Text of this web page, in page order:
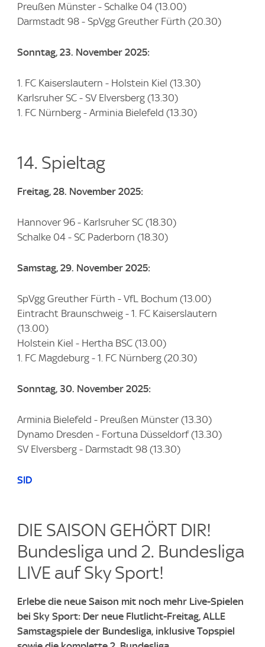
Preußen Münster - Schalke 04 (13.00)
Darmstadt 98 - SpVgg Greuther Fürth (20.30)
Sonntag, 23. November 2025:
1. FC Kaiserslautern - Holstein Kiel (13.30)
Karlsruher SC - SV Elversberg (13.30)
1. FC Nürnberg - Arminia Bielefeld (13.30)
14. Spieltag
Freitag, 28. November 2025:
Hannover 96 - Karlsruher SC (18.30)
Schalke 04 - SC Paderborn (18.30)
Samstag, 29. November 2025:
SpVgg Greuther Fürth - VfL Bochum (13.00)
Eintracht Braunschweig - 1. FC Kaiserslautern
(13.00)
Holstein Kiel - Hertha BSC (13.00)
1. FC Magdeburg - 1. FC Nürnberg (20.30)
Sonntag, 30. November 2025:
Arminia Bielefeld - Preußen Münster (13.30)
Dynamo Dresden - Fortuna Düsseldorf (13.30)
SV Elversberg - Darmstadt 98 (13.30)
SID
DIE SAISON GEHÖRT DIR!
Bundesliga und 2. Bundesliga
LIVE auf Sky Sport!​
Erlebe die neue Saison mit noch mehr Live-Spielen
bei Sky Sport: Der neue Flutlicht-Freitag, ALLE
Samstagspiele der Bundesliga, inklusive Topspiel